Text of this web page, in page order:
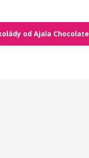
od Ajala Chocolate